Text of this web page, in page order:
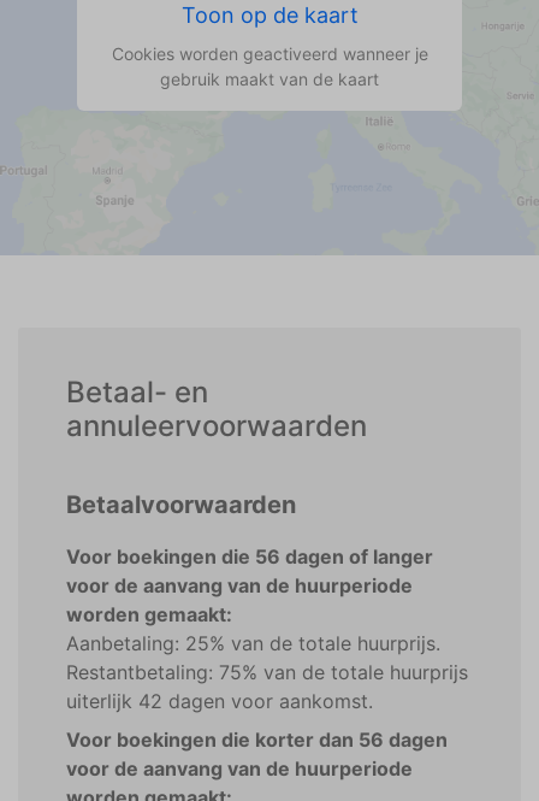
Toon op de kaart
Cookies worden geactiveerd wanneer je
gebruik maakt van de kaart
Betaal- en
annuleervoorwaarden
Betaalvoorwaarden
Voor boekingen die 56 dagen of langer
voor de aanvang van de huurperiode
worden gemaakt:
Aanbetaling: 25% van de totale huurprijs.
Restantbetaling: 75% van de totale huurprijs
uiterlijk 42 dagen voor aankomst.
Voor boekingen die korter dan 56 dagen
voor de aanvang van de huurperiode